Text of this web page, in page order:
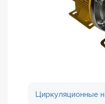
Циркуляционные